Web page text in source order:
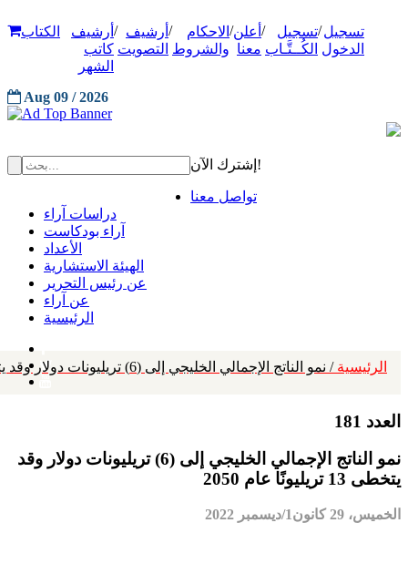
تسجيل
الدخول
/تسجيل
الكُــتَّـاب
/ أعلن
معنا
/ الاحكام
والشروط
/ أرشيف
التصويت
/ أرشيف
كاتب
الشهر
الكتاب
Aug 09 / 2026
إشترك الآن!
تواصل معنا
دراسات آراء
آراء بودكاست
الأعداد
الهيئة الاستشارية
عن رئيس التحرير
عن آراء
الرئيسية
الرئيسية / نمو الناتج الإجمالي الخليجي إلى (6) تريليونات دولار وقد يتخطى 13 تريليونًا عام 2050
العدد 181
نمو الناتج الإجمالي الخليجي إلى (6) تريليونات دولار وقد
يتخطى 13 تريليونًا عام 2050
الخميس، 29 كانون1/ديسمبر 2022